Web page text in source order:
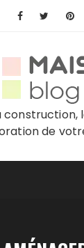
construction,
de